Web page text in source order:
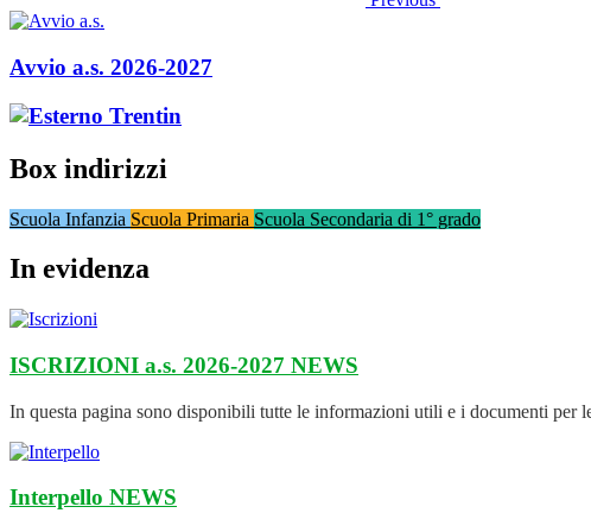
Avvio a.s. 2026-2027
Box indirizzi
Scuola Infanzia Scuola Primaria Scuola Secondaria di 1° grado
In evidenza
ISCRIZIONI a.s. 2026-2027 NEWS
In questa pagina sono disponibili tutte le informazioni utili e i documenti per
Interpello NEWS